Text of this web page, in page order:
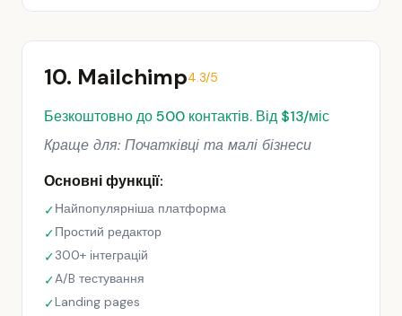
10. Mailchimp4.3/5
Безкоштовно до 500 контактів. Від $13/міс
Краще для: Початківці та малі бізнеси
Основні функції:
✓Найпопулярніша платформа
✓Простий редактор
✓300+ інтеграцій
✓A/B тестування
✓Landing pages